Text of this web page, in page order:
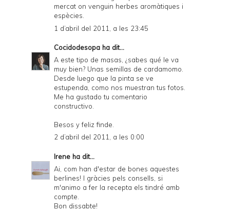
mercat on venguin herbes aromàtiques i
espècies.
1 d’abril del 2011, a les 23:45
Cocidodesopa ha dit...
A este tipo de masas, ¿sabes qué le va
muy bien? Unas semillas de cardamomo.
Desde luego que la pinta se ve
estupenda, como nos muestran tus fotos.
Me ha gustado tu comentario
constructivo.
Besos y feliz finde.
2 d’abril del 2011, a les 0:00
Irene ha dit...
Ai, com han d'estar de bones aquestes
berlines! I gràcies pels consells, si
m'animo a fer la recepta els tindré amb
compte.
Bon dissabte!